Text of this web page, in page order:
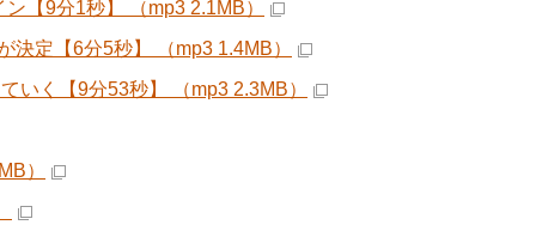
【9分1秒】 （mp3 2.1MB）
定【6分5秒】 （mp3 1.4MB）
く【9分53秒】 （mp3 2.3MB）
）